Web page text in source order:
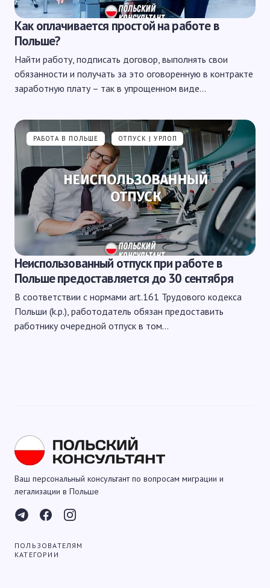
Как оплачивается простой на работе в
Польше?
Найти работу, подписать договор, выполнять свои
обязанности и получать за это оговоренную в контракте
заработную плату – так в упрощенном виде…
РАБОТА В ПОЛЬШЕ ОТПУСК | УРЛОП
Неиспользованный отпуск при работе в
Польше предоставляется до 30 сентября
В соответствии с нормами art.161 Трудового кодекса
Польши (k.p.), работодатель обязан предоставить
работнику очередной отпуск в том…
Ваш персональный консультант по вопросам миграции и
легализации в Польше
ПОЛЬЗОВАТЕЛЯМ
КАТЕГОРИИ